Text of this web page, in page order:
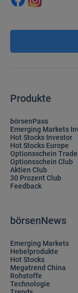
Produkte
börsenPass
Emerging Markets
Hot Stocks Investor
Hot Stocks Europe
Optionsschein
Optionsschein Club
Aktien Club
30 Prozent Club
Feedback
börsenNews
Emerging Markets
Hebelprodukte
Hot Stocks
Megatrend China
Rohstoffe
Technologie